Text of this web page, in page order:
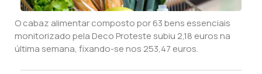
O cabaz alimentar composto por 63 bens essenciais
monitorizado pela Deco Proteste subiu 2,18 euros na
última semana, fixando-se nos 253,47 euros.